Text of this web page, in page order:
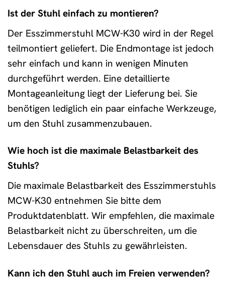
Ist der Stuhl einfach zu montieren?
Der Esszimmerstuhl MCW-K30 wird in der Regel
teilmontiert geliefert. Die Endmontage ist jedoch
sehr einfach und kann in wenigen Minuten
durchgeführt werden. Eine detaillierte
Montageanleitung liegt der Lieferung bei. Sie
benötigen lediglich ein paar einfache Werkzeuge,
um den Stuhl zusammenzubauen.
Wie hoch ist die maximale Belastbarkeit des
Stuhls?
Die maximale Belastbarkeit des Esszimmerstuhls
MCW-K30 entnehmen Sie bitte dem
Produktdatenblatt. Wir empfehlen, die maximale
Belastbarkeit nicht zu überschreiten, um die
Lebensdauer des Stuhls zu gewährleisten.
Kann ich den Stuhl auch im Freien verwenden?